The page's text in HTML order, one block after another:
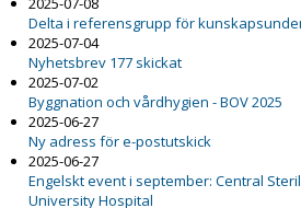
Delta i referensgrupp för
2025-07-04
Nyhetsbrev 177 skickat
2025-07-02
Byggnation och vårdhygien - BOV 2025
2025-06-27
Ny adress för e-postutskick
2025-06-27
Engelskt event i september: Central
University Hospital